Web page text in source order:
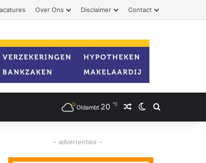
Over Ons Disclaimer Contact
Oldambt 20 ℃ Willekeurig artikel
Switch skin
Zoeken
– advertenties –